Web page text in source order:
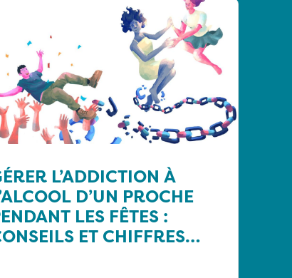
L’ADDICTION À
D’UN PROCHE
LES FÊTES :
ET CHIFFRES